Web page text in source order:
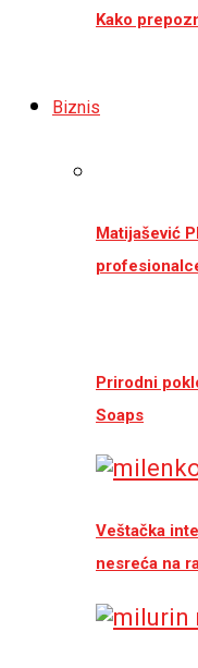
Kako
Biznis
Matijašević
Prirodni
Soaps
Veštačka
nesreća na